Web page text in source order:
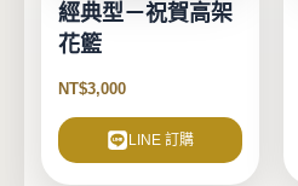
經典型－祝賀高架
花籃
NT$3,000
LINE 訂購